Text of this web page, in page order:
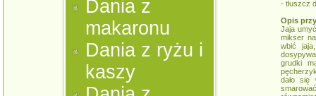
Dania z
makaronu
Dania z ryżu i
kaszy
- tłuszcz
Opis
Jaja
mikser
wbić
grudki
dało się